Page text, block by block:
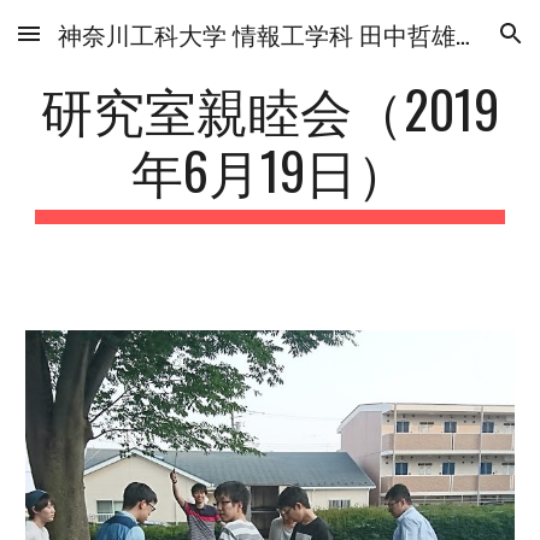
Skip to main content Skip to navigation
神奈川工科大学 情報工学科 田中哲雄研究室
研究室親睦会（2019
年6月19日）